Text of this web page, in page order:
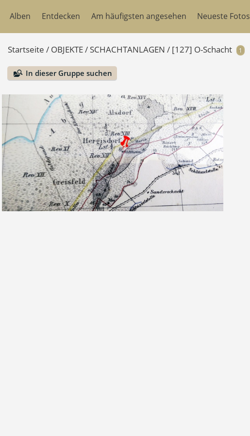
Alben Entdecken Am häufigsten angesehen Neueste Fotos
Startseite / OBJEKTE/ SCHACHTANLAGEN / [127] O-Schacht 1
In dieser Gruppe suchen